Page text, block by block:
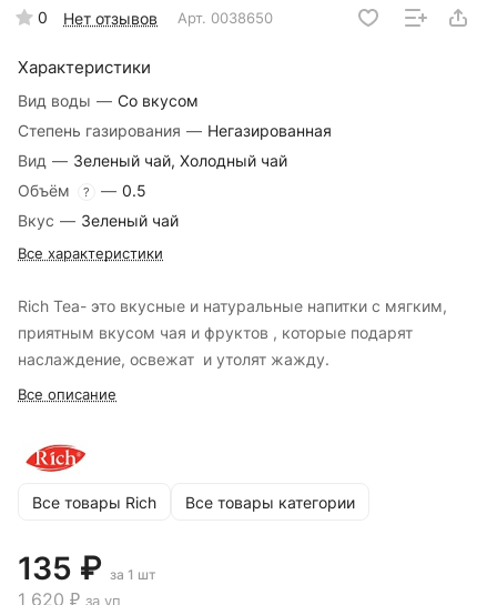
0 Нет отзывов Арт. 0038650
Характеристики
Вид воды — Со вкусом
Степень газирования — Негазированная
Вид — Зеленый чай, Холодный чай
Объём
? — 0.5
Вкус — Зеленый чай
Все характеристики
Rich Tea- это вкусные и натуральные напитки c мягким,
приятным вкусом чая и фруктов , которые подарят
наслаждение, освежат и утолят жажду.
Все описание
Все товары Rich Все товары категории
135 ₽ за 1 шт
1 620 ₽ за уп